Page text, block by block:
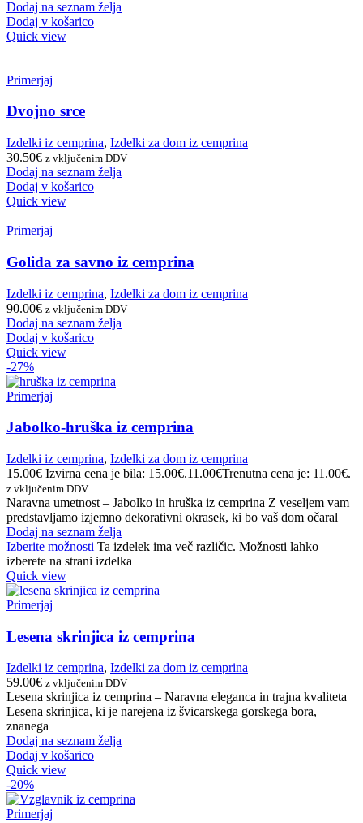
Dodaj na seznam želja
Dodaj v košarico
Quick view
Primerjaj
Dvojno srce
Izdelki iz cemprina, Izdelki za dom iz cemprina
30.50€ z vključenim DDV
Dodaj na seznam želja
Dodaj v košarico
Quick view
Primerjaj
Golida za savno iz cemprina
Izdelki iz cemprina, Izdelki za dom iz cemprina
90.00€ z vključenim DDV
Dodaj na seznam želja
Dodaj v košarico
Quick view
-27%
Primerjaj
Jabolko-hruška iz cemprina
Izdelki iz cemprina, Izdelki za dom iz cemprina
15.00€ Izvirna cena je bila: 15.00€.11.00€Trenutna cena je: 11.00€.
z vključenim DDV
Naravna umetnost – Jabolko in hruška iz cemprina Z veseljem vam
predstavljamo izjemno dekorativni okrasek, ki bo vaš dom očaral
Dodaj na seznam želja
Izberite možnosti Ta izdelek ima več različic. Možnosti lahko
izberete na strani izdelka
Quick view
Primerjaj
Lesena skrinjica iz cemprina
Izdelki iz cemprina, Izdelki za dom iz cemprina
59.00€ z vključenim DDV
Lesena skrinjica iz cemprina – Naravna eleganca in trajna kvaliteta
Lesena skrinjica, ki je narejena iz švicarskega gorskega bora,
znanega
Dodaj na seznam želja
Dodaj v košarico
Quick view
-20%
Primerjaj